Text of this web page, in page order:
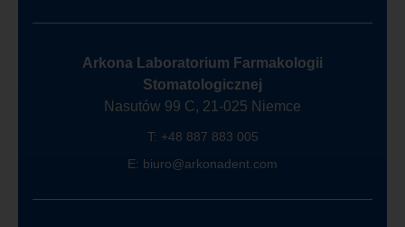
Arkona Laboratorium Farmakologii
Stomatologicznej
Nasutów 99 C, 21-025 Niemce
T: +48 887 883 005
E: biuro@arkonadent.com